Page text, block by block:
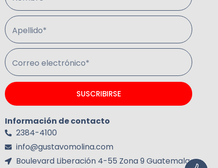
Apellido*
Correo electrónico*
SUSCRIBIRSE
Información de contacto
2384-4100
info@gustavomolina.com
Boulevard Liberación 4-55 Zona 9 Guatemala.